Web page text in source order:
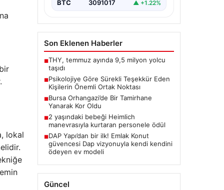
lokal
BTC 3091017 ▲ +1.22%
Son Eklenen Haberler
■THY, temmuz ayında 9,5 milyon yolcu
taşıdı
■Psikolojiye Göre Sürekli Teşekkür Eden
Kişilerin Önemli Ortak Noktası
■Bursa Orhangazi’de Bir Tamirhane
Yanarak Kor Oldu
■2 yaşındaki bebeği Heimlich
manevrasıyla kurtaran personele ödül
■DAP Yapı’dan bir ilk! Emlak Konut
güvencesi Dap vizyonuyla kendi kendini
ödeyen ev modeli
Güncel